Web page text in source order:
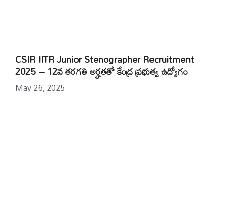
CSIR IITR Junior Stenographer Recruitment
2025 – 12వ తరగతి అర్హతతో కేంద్ర ప్రభుత్వ ఉద్యోగం
May 26, 2025